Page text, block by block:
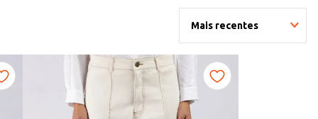
Mais recentes